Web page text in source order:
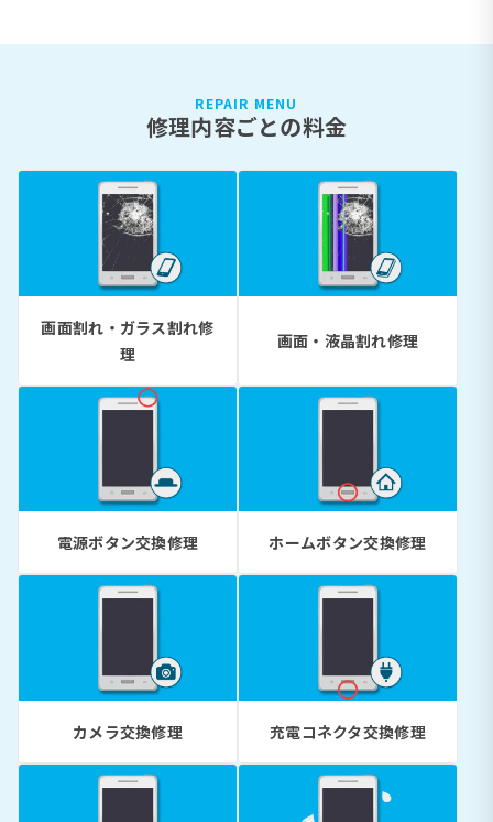
REPAIR MENU
修理内容ごとの料金
画面割れ・ガラス割れ修
理
画面・液晶割れ修理
電源ボタン交換修理 ホームボタン交換修理
カメラ交換修理 充電コネクタ交換修理